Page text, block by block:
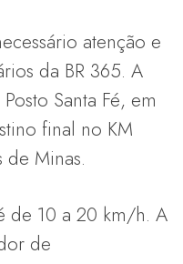
atenção e
da BR 365. A
Santa Fé, em
final no KM
de Minas.
de 10 a 20 km/h. A
de